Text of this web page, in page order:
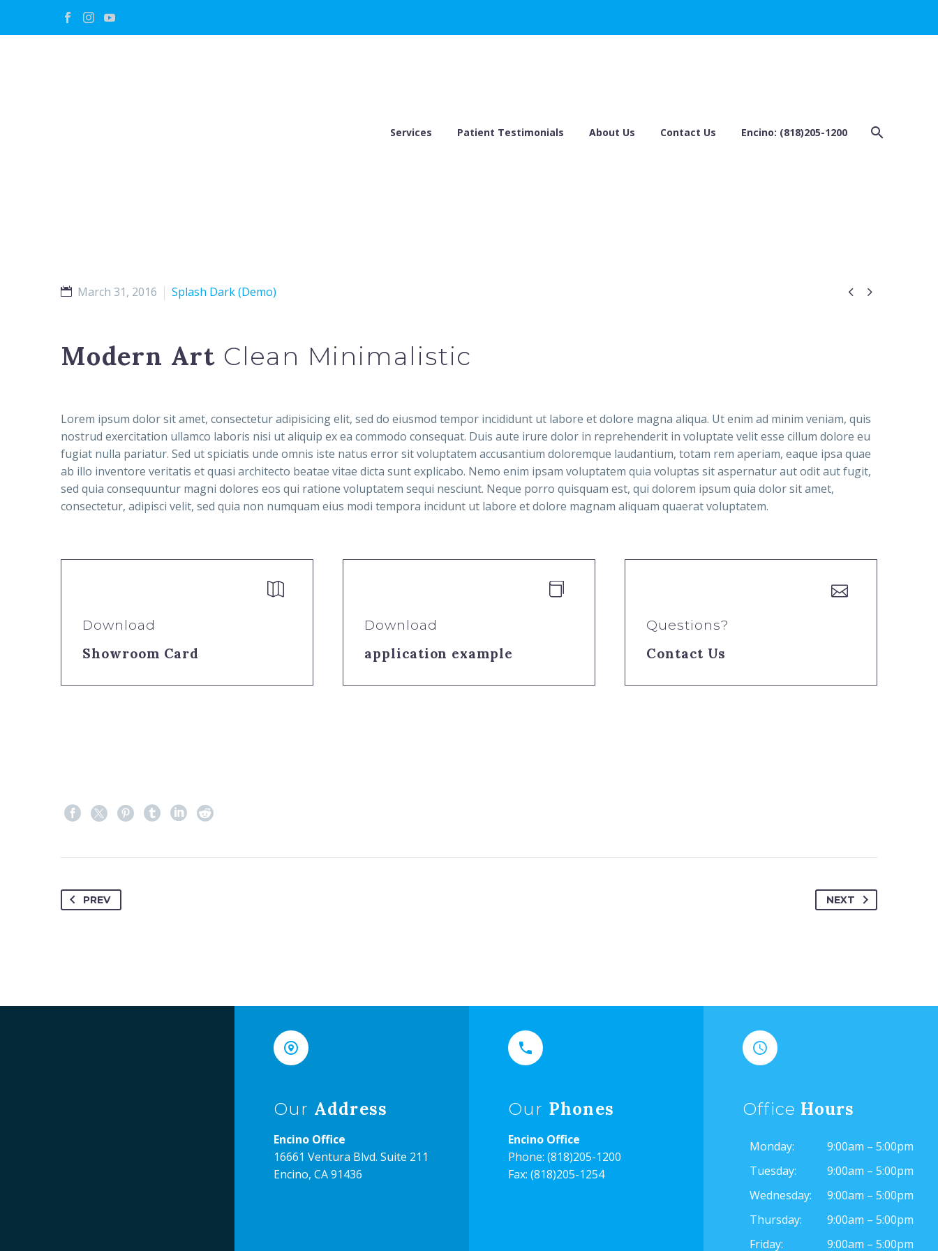
Services Patient Testimonials About Us Contact Us Encino: (818)205-1200
 
March 31, 2016 Splash Dark (Demo)
Modern Art Clean Minimalistic
Lorem ipsum dolor sit amet, consectetur adipisicing elit, sed do eiusmod tempor incididunt ut labore et dolore magna aliqua. Ut enim ad minim veniam, quis
nostrud exercitation ullamco laboris nisi ut aliquip ex ea commodo consequat. Duis aute irure dolor in reprehenderit in voluptate velit esse cillum dolore eu
fugiat nulla pariatur. Sed ut spiciatis unde omnis iste natus error sit voluptatem accusantium doloremque laudantium, totam rem aperiam, eaque ipsa quae
ab illo inventore veritatis et quasi architecto beatae vitae dicta sunt explicabo. Nemo enim ipsam voluptatem quia voluptas sit aspernatur aut odit aut fugit,
sed quia consequuntur magni dolores eos qui ratione voluptatem sequi nesciunt. Neque porro quisquam est, qui dolorem ipsum quia dolor sit amet,
consectetur, adipisci velit, sed quia non numquam eius modi tempora incidunt ut labore et dolore magnam aliquam quaerat voluptatem.


Download
Showroom Card


Download
application example


Questions?
Contact Us
PREV NEXT


Our Address
Encino Office
16661 Ventura Blvd. Suite 211
Encino, CA 91436


Our Phones
Encino Office
Phone: (818)205-1200
Fax: (818)205-1254


Office Hours
Monday:
9:00am – 5:00pm
Tuesday:
9:00am – 5:00pm
Wednesday:
9:00am – 5:00pm
Thursday:
9:00am – 5:00pm
Friday:
9:00am – 5:00pm